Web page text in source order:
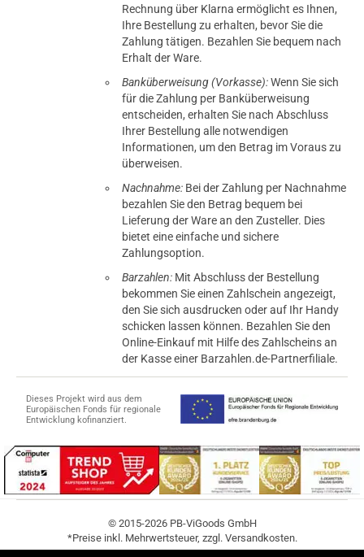
und Versandkosten
Rechnung über Klarna ermöglicht es Ihnen,
Ihre Bestellung zu erhalten, bevor Sie die
Zahlung tätigen. Bezahlen Sie bequem nach
Erhalt der Ware.
Banküberweisung (Vorkasse):Wenn Sie sich
für die Zahlung per Banküberweisung
entscheiden, erhalten Sie nach Abschluss
Ihrer Bestellung alle notwendigen
Informationen, um den Betrag im Voraus zu
überweisen.
Nachnahme: Bei der Zahlung per Nachnahme
bezahlen Sie den Betrag bequem bei
Lieferung der Ware an den Zusteller. Dies
bietet eine einfache und sichere
Zahlungsoption.
Barzahlen: Mit Abschluss der Bestellung
bekommen Sie einen Zahlschein angezeigt,
den Sie sich ausdrucken oder auf Ihr Handy
schicken lassen können. Bezahlen Sie den
Online-Einkauf mit Hilfe des Zahlscheins an
der Kasse einer Barzahlen.de-Partnerfiliale.
Dieses Projekt wird aus dem
Europäischen Fonds für regionale
Entwicklung kofinanziert.
© 2015-2026 PB-ViGoods GmbH
*Preise inkl. Mehrwertsteuer, zzgl. Versandkosten.